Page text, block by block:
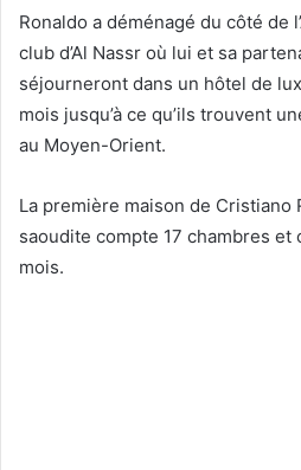
Ronaldo a déménagé du côté de
club d’Al Nassr où lui et sa
séjourneront dans un hôtel de
mois jusqu’à ce qu’ils trouvent
au Moyen-Orient.
La première maison de Cristiano
saoudite compte 17 chambres et
mois.